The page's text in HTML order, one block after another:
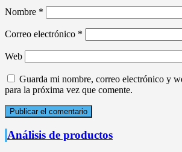
Nombre *
Correo electrónico *
Web
Guarda mi nombre, correo electrónico y
para la próxima vez que comente.
Análisis de productos